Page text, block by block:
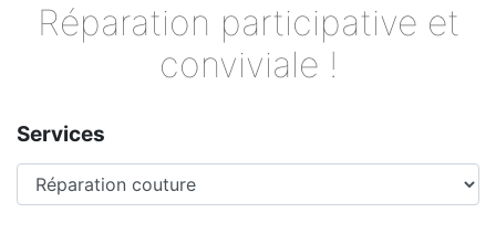
Réparation participative et
conviviale !
Services